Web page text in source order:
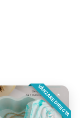
VÂNZARE DIRECTA